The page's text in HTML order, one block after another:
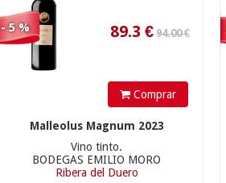
- 5 %
Comprar
Malleolus Magnum 2023
Vino tinto.
BODEGAS EMILIO MORO
Ribera del Duero
25.90 €